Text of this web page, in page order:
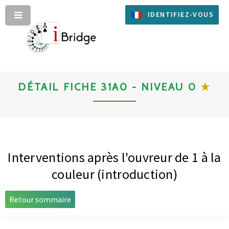
IDENTIFIEZ-VOUS
DÉTAIL FICHE 31A0 - NIVEAU 0 ★
Interventions après l'ouvreur de 1 à la
couleur (introduction)
Retour sommaire